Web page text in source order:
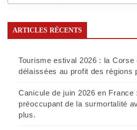
ARTICLES RÉCENTS
Tourisme estival 2026 : la Corse
délaissées au profit des régions
Canicule de juin 2026 en France
préoccupant de la surmortalité
plus.